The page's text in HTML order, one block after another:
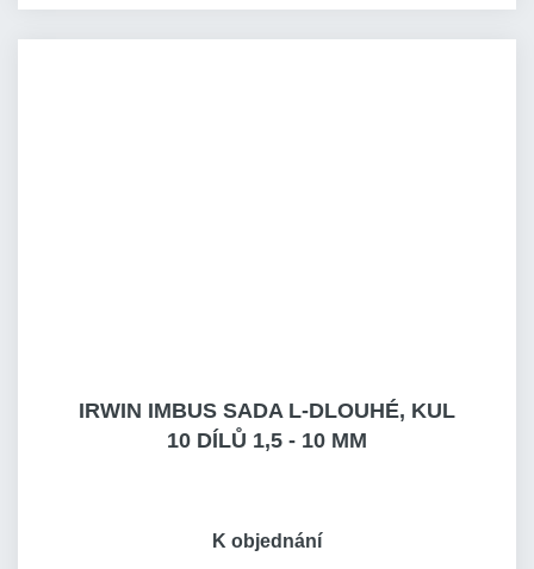
IRWIN IMBUS SADA L-DLOUHÉ, KUL
10 DÍLŮ 1,5 - 10 MM
K objednání